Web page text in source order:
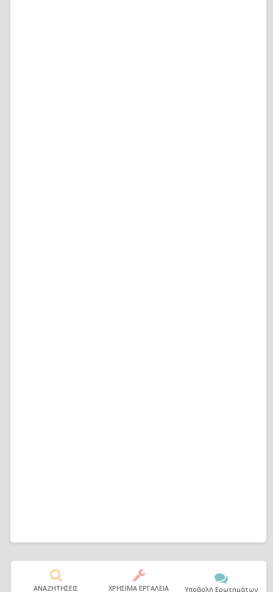
ΑΝΑΖΗΤΗΣΕΙΣ ΧΡΗΣΙΜΑ ΕΡΓΑΛΕΙΑ Υποβολή Ερωτημάτων